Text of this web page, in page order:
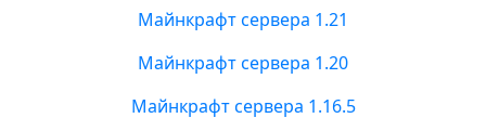
Майнкрафт сервера 1.21
Майнкрафт сервера 1.20
Майнкрафт сервера 1.16.5